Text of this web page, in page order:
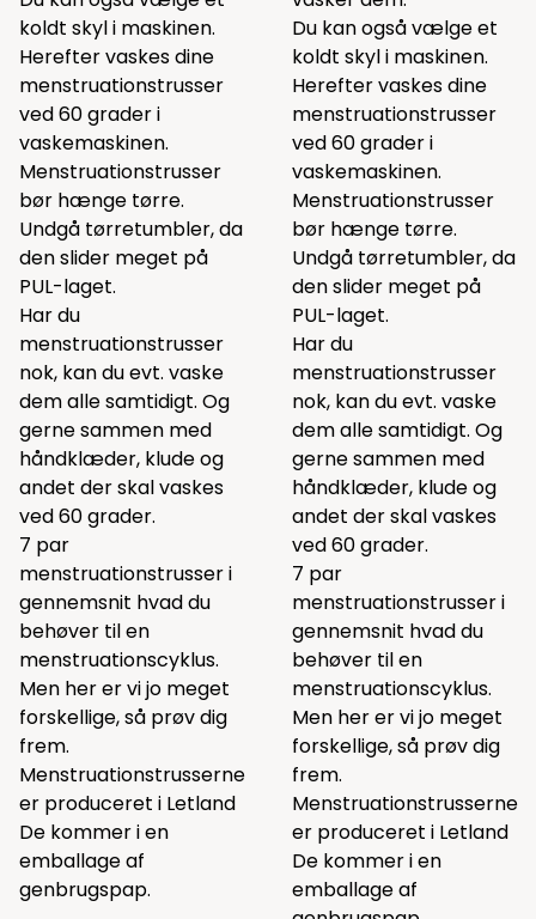
koldt skyl i maskinen.
Herefter vaskes dine
menstruationstrusser
ved 60 grader i
vaskemaskinen.
Menstruationstrusser
bør hænge tørre.
Undgå tørretumbler, da
den slider meget på
PUL-laget.
Har du
menstruationstrusser
nok, kan du evt. vaske
dem alle samtidigt. Og
gerne sammen med
håndklæder, klude og
andet der skal vaskes
ved 60 grader.
7 par
menstruationstrusser i
gennemsnit hvad du
behøver til en
menstruationscyklus.
Men her er vi jo meget
forskellige, så prøv dig
frem.
Menstruationstrusserne
er produceret i Letland
De kommer i en
emballage af
genbrugspap.
Du kan også vælge et
koldt skyl i maskinen.
Herefter vaskes dine
menstruationstrusser
ved 60 grader i
vaskemaskinen.
Menstruationstrusser
bør hænge tørre.
Undgå tørretumbler, da
den slider meget på
PUL-laget.
Har du
menstruationstrusser
nok, kan du evt. vaske
dem alle samtidigt. Og
gerne sammen med
håndklæder, klude og
andet der skal vaskes
ved 60 grader.
7 par
menstruationstrusser i
gennemsnit hvad du
behøver til en
menstruationscyklus.
Men her er vi jo meget
forskellige, så prøv dig
frem.
Menstruationstrusserne
er produceret i Letland
De kommer i en
emballage af